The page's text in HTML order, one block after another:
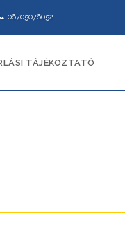
06705076052
TÁJÉKOZTATÓ